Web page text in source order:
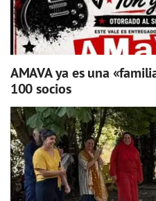
AMAVA ya es una
100 socios